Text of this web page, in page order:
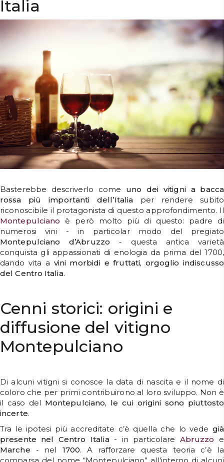
TUTTO A
Accedi
Gift
Card
Preferiti
Italia
Basterebbe descriverlo come uno dei vitigni a bacca
rossa più importanti dell’Italia per rendere subito
riconoscibile il protagonista di questo approfondimento. Il
Montepulciano è però molto più di questo: padre di
numerosi vini - in particolar modo del pregiato
Montepulciano d’Abruzzo - questa antica varietà
conquista gli appassionati di enologia da prima del 1700,
dando vita a vini morbidi e fruttati, orgoglio indiscusso
del Centro Italia.
Cenni storici: origini e
diffusione del vitigno
Montepulciano
Di alcuni vitigni si conosce la data di nascita e il nome di
coloro che per primi contribuirono al loro sviluppo. Non è
il caso del Montepulciano, le cui origini sono piuttosto
incerte.
Tra le ipotesi più accreditate c’è quella che lo vede già
presente nel Centro Italia - in particolare Abruzzo e
Marche - nel 1700. A rafforzare questa teoria c’è la
VOGLIO LO SCONTO